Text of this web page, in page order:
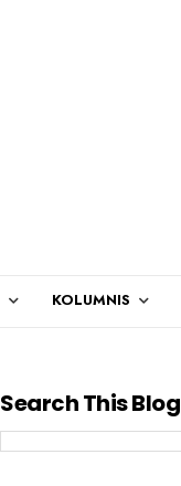
KOLUMNIS
Search This Blog